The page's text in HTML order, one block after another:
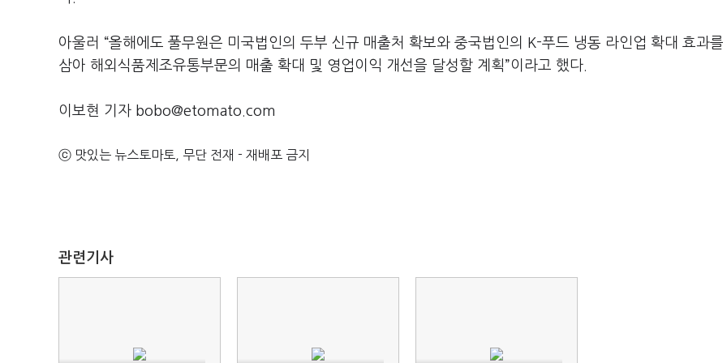
아울러 “올해에도 풀무원은 미국법인의 두부 신규 매출처 확보와 중국법인의 K-푸드 냉동 라인업 확대 효과를
삼아 해외식품제조유통부문의 매출 확대 및 영업이익 개선을 달성할 계획”이라고 했다.
이보현 기자 bobo@etomato.com
ⓒ 맛있는 뉴스토마토, 무단 전재 - 재배포 금지
관련기사